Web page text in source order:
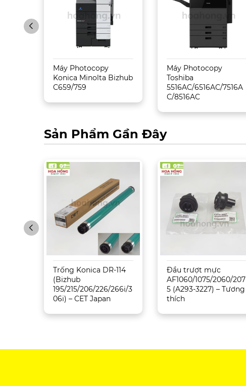
Máy Photocopy
Konica Minolta Bizhub
C659/759
Máy Photocopy
Toshiba
5516AC/6516AC/7516A
C/8516AC
Sản Phẩm Gần Đây
Trống Konica DR-114
(Bizhub
195/215/206/226/266i/3
06i) – CET Japan
Đầu trượt mực
AF1060/1075/2060/207
5 (A293-3227) – Tương
thích